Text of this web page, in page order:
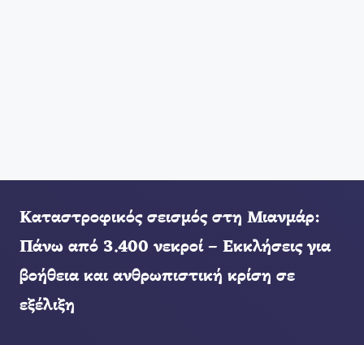
Καταστροφικός σεισμός στη Μιανμάρ:
Πάνω από 3.400 νεκροί – Εκκλήσεις για
βοήθεια και ανθρωπιστική κρίση σε
εξέλιξη